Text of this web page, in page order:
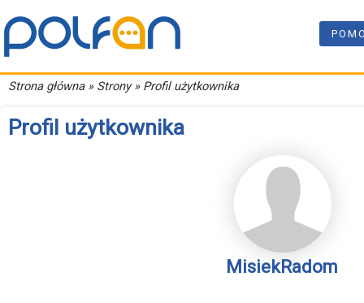
Strona główna» Strony » Profil użytkownika
Profil użytkownika
MisiekRadom